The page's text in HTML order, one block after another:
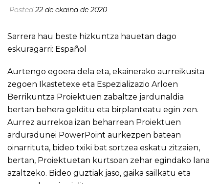
Posted22 de ekaina de 2020
Sarrera hau beste hizkuntza hauetan dago
eskuragarri: Español
Aurtengo egoera dela eta, ekainerako aurreikusita
zegoen Ikastetexe eta Espezializazio Arloen
Berrikuntza Proiektuen zabaltze jardunaldia
bertan behera gelditu eta birplanteatu egin zen.
Aurrez aurrekoa izan beharrean Proiektuen
arduradunei PowerPoint aurkezpen batean
oinarrituta, bideo txiki bat sortzea eskatu zitzaien,
bertan, Proiektuetan kurtsoan zehar egindako lana
azaltzeko. Bideo guztiak jaso, gaika sailkatu eta